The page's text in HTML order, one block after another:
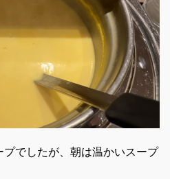
でしたが、朝は温かいスープ